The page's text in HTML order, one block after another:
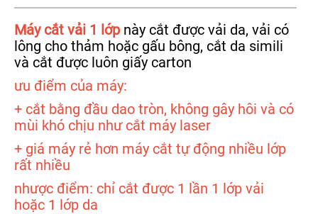
Máy cắt vải 1 lớp này cắt được vải da, vải có
lông cho thảm hoặc gấu bông, cắt da simili
và cắt được luôn giấy carton
ưu điểm của máy:
+ cắt bằng đầu dao tròn, không gây hôi và có
mùi khó chịu như cắt máy laser
+ giá máy rẻ hơn máy cắt tự động nhiều lớp
rất nhiều
nhược điểm: chỉ cắt được 1 lần 1 lớp vải
hoặc 1 lớp da